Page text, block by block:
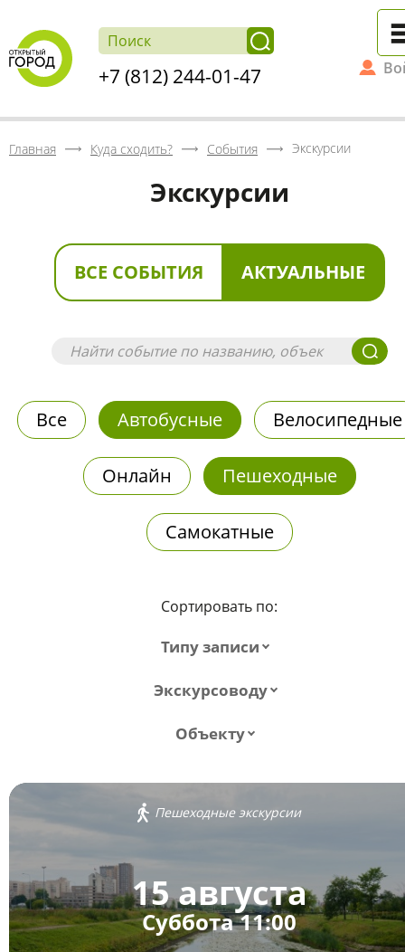
+7 (812) 244-01-47
Главная Куда сходить? События Экскурсии
Экскурсии
ВСЕ СОБЫТИЯ АКТУАЛЬНЫЕ
Все Автобусные Велосипедные
Онлайн Пешеходные
Самокатные
Сортировать по:
Типу записи
Экскурсоводу
Объекту
Пешеходные экскурсии
15 августа
Суббота 11:00